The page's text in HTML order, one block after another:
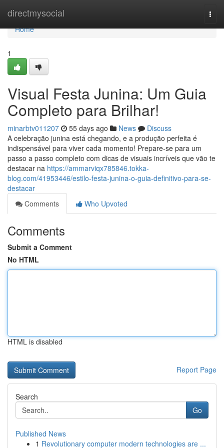
directmysocial
Home
Home
1
Visual Festa Junina: Um Guia
Completo para Brilhar!
minarbtv011207 55 days ago News
Discuss
A celebração junina está chegando, e a produção perfeita é
indispensável para viver cada momento! Prepare-se para um
passo a passo completo com dicas de visuais incríveis que vão te
destacar na https://ammarviqx785846.tokka-
blog.com/41953446/estilo-festa-junina-o-guia-definitivo-para-se-
destacar
Comments
Who Upvoted
Comments
Submit a Comment
No HTML
HTML is disabled
Report Page
Search
Go
Published News
1 Revolutionary computer modern technologies are ...